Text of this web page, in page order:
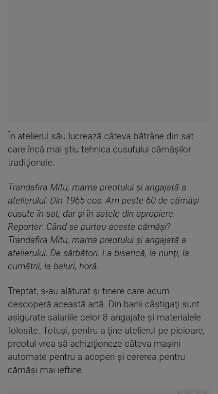
În atelierul său lucrează câteva bătrâne din sat
care încă mai ştiu tehnica cusutului cămăşilor
tradiţionale.
Trandafira Mitu, mama preotului şi angajată a
atelierului: Din 1965 cos. Am peste 60 de cămăşi
cusute în sat, dar şi în satele din apropiere.
Reporter: Când se purtau aceste cămăşi?
Trandafira Mitu, mama preotului şi angajată a
atelierului: De sărbători. La biserică, la nunţi, la
cumătrii, la baluri, horă.
Treptat, s-au alăturat şi tinere care acum
descoperă această artă. Din banii câştigaţi sunt
asigurate salariile celor 8 angajate şi materialele
folosite. Totuşi, pentru a ţine atelierul pe picioare,
preotul vrea să achiziţioneze câteva maşini
automate pentru a acoperi şi cererea pentru
cămăşi mai ieftine.